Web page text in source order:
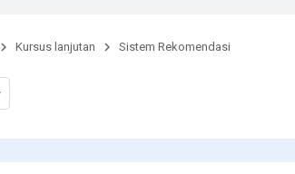
Kursus lanjutan Sistem Rekomendasi